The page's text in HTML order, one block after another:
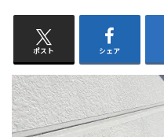
ポスト シェア